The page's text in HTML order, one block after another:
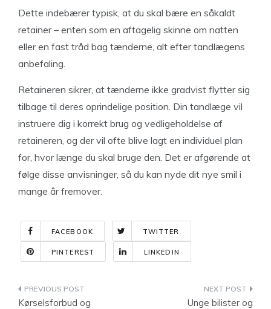
Dette indebærer typisk, at du skal bære en såkaldt
retainer – enten som en aftagelig skinne om natten
eller en fast tråd bag tænderne, alt efter tandlægens
anbefaling.
Retaineren sikrer, at tænderne ikke gradvist flytter sig
tilbage til deres oprindelige position. Din tandlæge vil
instruere dig i korrekt brug og vedligeholdelse af
retaineren, og der vil ofte blive lagt en individuel plan
for, hvor længe du skal bruge den. Det er afgørende at
følge disse anvisninger, så du kan nyde dit nye smil i
mange år fremover.
FACEBOOK TWITTER
PINTEREST LINKEDIN
Indlægsnavigation
Kørselsforbud og
Unge bilister og